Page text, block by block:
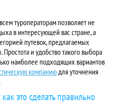
туроператорам позволяет не
в интересующей вас стране, а
путевок, предлагаемых
и удобство такого выбора
наиболее подходящих вариантов
компаниюдля уточнения
это сделать правильно